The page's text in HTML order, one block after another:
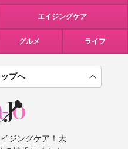
エイジングケア
グルメ ライフ
プへ
ジングケア！大